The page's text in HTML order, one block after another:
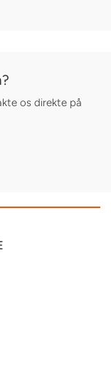
os direkte på